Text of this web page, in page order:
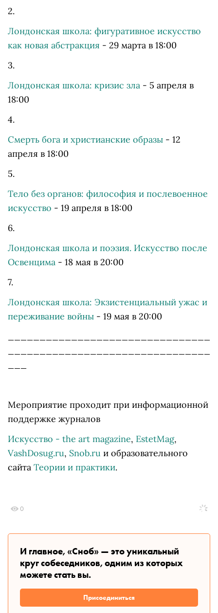
2.
Лондонская школа: фигуративное искусство
как новая абстракция - 29 марта в 18:00
3.
Лондонская школа: кризис зла - 5 апреля в
18:00
4.
Смерть бога и христианские образы - 12
апреля в 18:00
5.
Тело без органов: философия и послевоенное
искусство - 19 апреля в 18:00
6.
Лондонская школа и поэзия. Искусство после
Освенцима - 18 мая в 20:00
7.
Лондонская школа: Экзистенциальный ужас и
переживание войны - 19 мая в 20:00
Мероприятие проходит при информационной
поддержке журналов
Искусство - the art magazine, EstetMag,
VashDosug.ru, Snob.ru и образовательного
сайта Теории и практики.
0
И главное, «Сноб» — это уникальный
круг собеседников, одним из которых
можете стать вы.
Присоединиться